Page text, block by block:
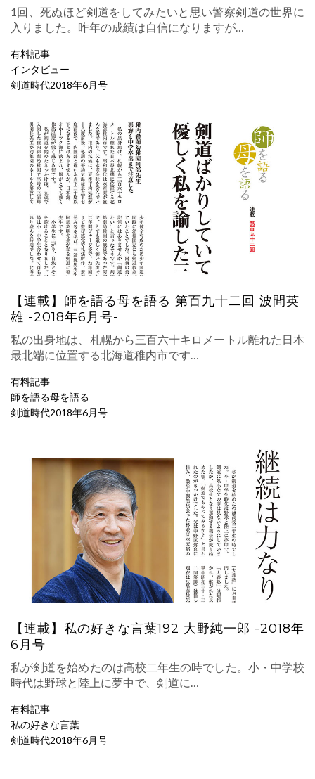
1回、死ぬほど剣道をしてみたいと思い警察剣道の世界に
入りました。昨年の成績は自信になりますが…
有料記事
インタビュー
剣道時代2018年6月号
【連載】師を語る母を語る 第百九十二回 波間英
雄 -2018年6月号-
私の出身地は、札幌から三百六十キロメートル離れた日本
最北端に位置する北海道稚内市です…
有料記事
師を語る母を語る
剣道時代2018年6月号
【連載】私の好きな言葉192 大野純一郎 -2018年
6月号
私が剣道を始めたのは高校二年生の時でした。小・中学校
時代は野球と陸上に夢中で、剣道に…
有料記事
私の好きな言葉
剣道時代2018年6月号